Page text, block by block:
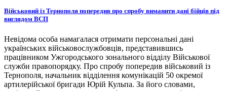
Військовий із Тернополя попередив про спробу виманити дані бійців під
виглядом ВСП
Невідома особа намагалася отримати персональні дані
українських військовослужбовців, представившись
працівником Ужгородського зонального відділу Військової
служби правопорядку. Про спробу попередив військовий із
Тернополя, начальник відділення комунікацій 50 окремої
артилерійської бригади Юрій Кульпа. За його словами,